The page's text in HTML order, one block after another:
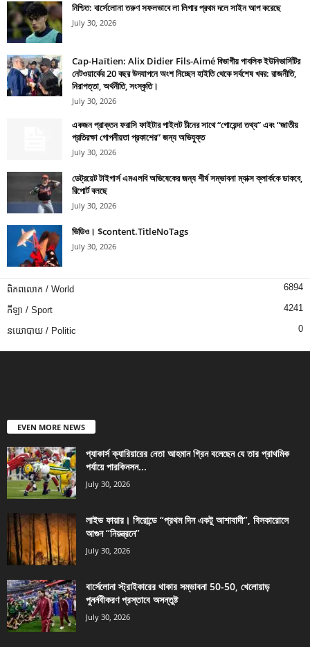
নিশ্চিত: বার্সেলোনা তরুণ সফলভাবে লা লিগার প্রথম দলে সাইন আপ করেছে
July 30, 2026
Cap-Haïtien: Alix Didier Fils-Aimé বিভাগীয় পাবলিক ইউনিভার্সিটির
নেটওয়ার্কের 20 বছর উদযাপনে অংশ নিচ্ছেন হাইতি থেকে সর্বশেষ খবর: রাজনীতি,
নিরাপত্তা, অর্থনীতি, সংস্কৃতি।
July 30, 2026
একজন প্রাক্তন ফরাসি ফাইটার পাইলট চীনের সাথে “গোয়েন্দা তথ্য” এবং “জাতীয়
প্রতিরক্ষা গোপনীয়তা প্রকাশের” জন্য অভিযুক্ত
July 30, 2026
ডেট্রয়েট টাইগার্স এমএলবি অভিষেকের জন্য শীর্ষ সম্ভাবনা ম্যাক্স ক্লার্ককে ডাকবে,
রিপোর্ট বলছে
July 30, 2026
ভিডিও। $content.TitleNoTags
July 30, 2026
ពិភពលោក / World 6894
កីឡា / Sport 4241
នយោបាយ / Politic 0
EVEN MORE NEWS
প্যাকার্স ক্যারিয়ারের নেতা আহমান গ্রিন বলেছেন যে তার প্রাথমিক
পর্যায়ে পারকিনসন...
July 30, 2026
লাইভ ফায়ার। গিরোন্ডে “প্রথম দিন একটু আশাবাদী”, বিসকারোসে
আগুন “নিয়ন্ত্রনে”
July 30, 2026
বার্সেলোনা স্ট্রাইকারের থাকার সম্ভাবনা 50-50, খেলোয়াড়
পুনর্নবীকরণ প্রস্তাবে অসন্তুষ্ট
July 30, 2026